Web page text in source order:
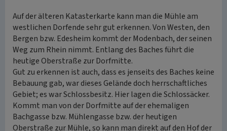
Auf der älteren Katasterkarte kann man die Mühle am
westlichen Dorfende sehr gut erkennen. Von Westen, den
Bergen bzw. Edesheim kommt der Modenbach, der seinen
Weg zum Rhein nimmt. Entlang des Baches führt die
heutige Oberstraße zur Dorfmitte.
Gut zu erkennen ist auch, dass es jenseits des Baches keine
Bebauung gab, war dieses Gelände doch herrschaftliches
Gebiet; es war Schlossbesitz. Hier lagen die Schlossäcker.
Kommt man von der Dorfmitte auf der ehemaligen
Bachgasse bzw. Mühlengasse bzw. der heutigen
Oberstraße zur Mühle, so kann man direkt auf den Hof der